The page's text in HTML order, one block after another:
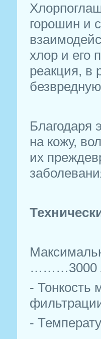
горошин и
хлор и его
реакция, в
Благодаря
на кожу,
их
………3000
- Тонкость
-